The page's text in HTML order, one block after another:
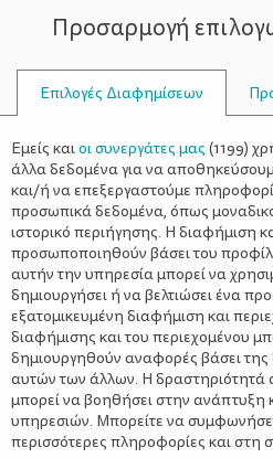
Προσαρμογή
Επιλογές Διαφημίσεων
Εμείς καιοι συνεργάτες μας (1199)
άλλα δεδομένα για να
και/ή να επεξεργαστούμε
προσωπικά δεδομένα, όπως
ιστορικό περιήγησης. Η διαφήμιση
προσωποποιηθούν βάσει του
αυτήν την υπηρεσία μπορεί να
δημιουργήσει ή να βελτιώσει ένα
εξατομικευμένη διαφήμιση και
διαφήμισης και του περιεχομένου
δημιουργηθούν αναφορές βάσει της
αυτών των άλλων. Η δραστηριότητά
μπορεί να βοηθήσει στην ανάπτυξη
υπηρεσιών. Μπορείτε να
περισσότερες πληροφορίες και στη